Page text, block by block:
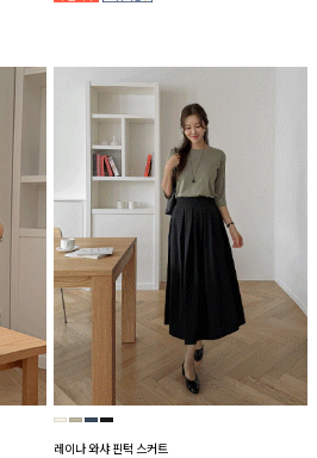
레이나 와샤 핀턱 스커트